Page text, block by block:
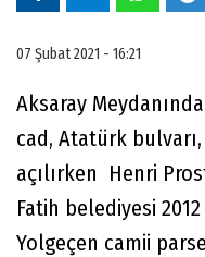
07 Şubat 2021 - 16:21
Aksaray
cad, Atatürk
açılırken Henri
Fatih belediyesi
Yolgeçen camii